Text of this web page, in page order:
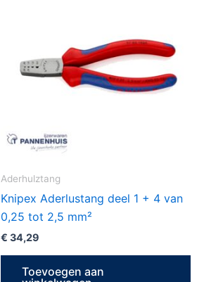
Aderhulztang
Knipex Aderlustang deel 1 + 4 van
0,25 tot 2,5 mm²
€ 34,29
Toevoegen aan